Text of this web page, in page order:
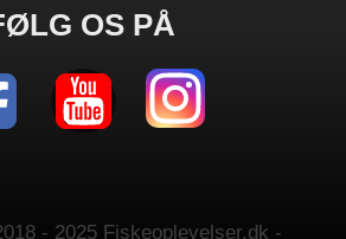
OS PÅ
- 2025 Fiskeoplevelser.dk -